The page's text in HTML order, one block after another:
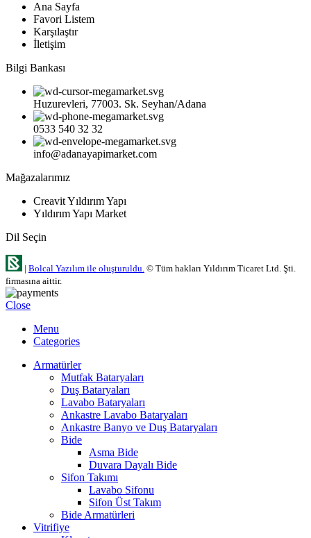
Ana Sayfa
Favori Listem
Karşılaştır
İletişim
Bilgi Bankası
Huzurevleri, 77003. Sk. Seyhan/Adana
0533 540 32 32
info@adanayapimarket.com
Mağazalarımız
Creavit Yıldırım Yapı
Yıldırım Yapı Market
Dil Seçin
| Bolcal Yazılım ile oluşturuldu. © Tüm hakları Yıldırım Ticaret Ltd. Şti.
firmasına aittir.
Close
Menu
Categories
Armatürler
Mutfak Bataryaları
Duş Bataryaları
Lavabo Bataryaları
Ankastre Lavabo Bataryaları
Ankastre Banyo ve Duş Bataryaları
Bide
Asma Bide
Duvara Dayalı Bide
Sifon Takımı
Lavabo Sifonu
Sifon Üst Takım
Bide Armatürleri
Vitrifiye